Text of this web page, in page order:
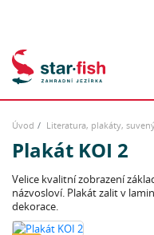
Úvod Literatura, plakáty,
Plakát KOI 2
Velice kvalitní zobrazení
názvosloví. Plakát zalit v
dekorace.